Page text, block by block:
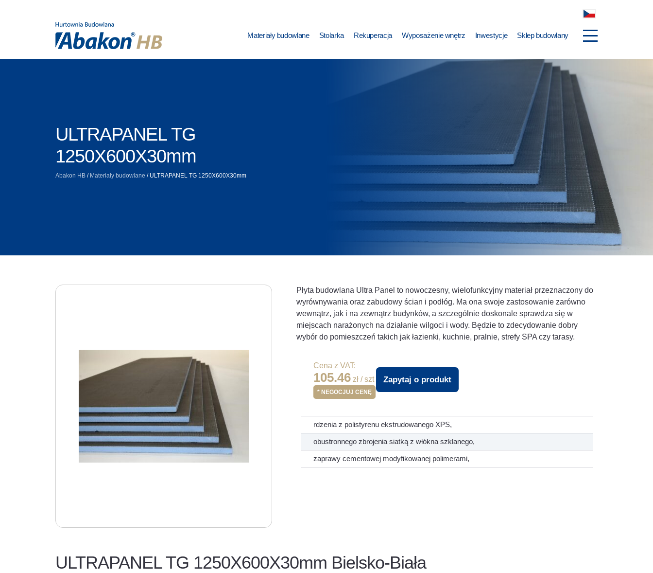
Materiały budowlane Stolarka Rekuperacja Wyposażenie wnętrz Inwestycje Sklep budowlany
ULTRAPANEL TG
1250X600X30mm
Abakon HB / Materiały budowlane / ULTRAPANEL TG 1250X600X30mm
Płyta budowlana Ultra Panel to nowoczesny, wielofunkcyjny materiał przeznaczony do
wyrównywania oraz zabudowy ścian i podłóg. Ma ona swoje zastosowanie zarówno
wewnątrz, jak i na zewnątrz budynków, a szczególnie doskonale sprawdza się w
miejscach narażonych na działanie wilgoci i wody. Będzie to zdecydowanie dobry
wybór do pomieszczeń takich jak łazienki, kuchnie, pralnie, strefy SPA czy tarasy.
Cena z VAT:
105.46 zł / szt
* NEGOCJUJ CENĘ
Zapytaj o produkt
rdzenia z polistyrenu ekstrudowanego XPS,
obustronnego zbrojenia siatką z włókna szklanego,
zaprawy cementowej modyfikowanej polimerami,
ULTRAPANEL TG 1250X600X30mm Bielsko-Biała